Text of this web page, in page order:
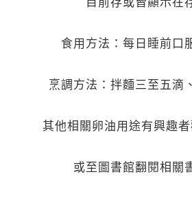
食用方法：每日睡前口
烹調方法：拌麵三至五滴
其他相關卵油用途有興趣
或至圖書館翻閱相關